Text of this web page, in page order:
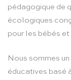
pédagogique de
écologiques
pour les bébés
Nous sommes
éducatives basé